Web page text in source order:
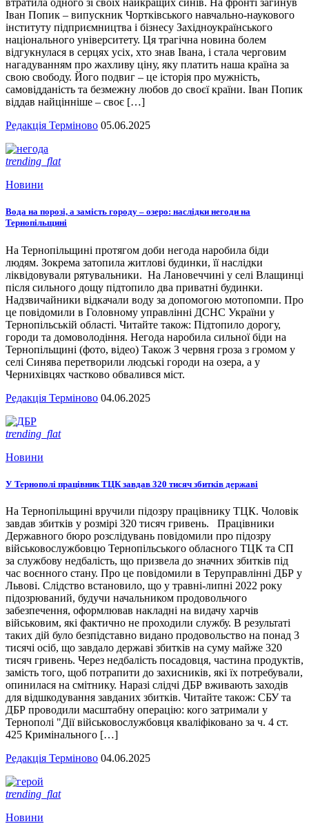
втратила одного зі своїх найкращих синів. На фронті загинув
Іван Попик – випускник Чортківського навчально-наукового
інституту підприємництва і бізнесу Західноукраїнського
національного університету. Ця трагічна новина болем
відгукнулася в серцях усіх, хто знав Івана, і стала черговим
нагадуванням про жахливу ціну, яку платить наша країна за
свою свободу. Його подвиг – це історія про мужність,
самовідданість та безмежну любов до своєї країни. Іван Попик
віддав найцінніше – своє […]
Редакція Терміново 05.06.2025
trending_flat
Новини
Вода на порозі, а замість городу – озеро: наслідки негоди на
Тернопільщині
На Тернопільщині протягом доби негода наробила біди
людям. Зокрема затопила житлові будинки, її наслідки
ліквідовували рятувальники. На Лановеччині у селі Влащинці
після сильного дощу підтопило два приватні будинки.
Надзвичайники відкачали воду за допомогою мотопомпи. Про
це повідомили в Головному управлінні ДСНС України у
Тернопільській області. Читайте також: Підтопило дорогу,
городи та домоволодіння. Негода наробила сильної біди на
Тернопільщині (фото, відео) Також 3 червня гроза з громом у
селі Синява перетворили людські городи на озера, а у
Чернихівцях частково обвалився міст.
Редакція Терміново 04.06.2025
trending_flat
Новини
У Тернополі працівник ТЦК завдав 320 тисяч збитків державі
На Тернопільщині вручили підозру працівнику ТЦК. Чоловік
завдав збитків у розмірі 320 тисяч гривень. Працівники
Державного бюро розслідувань повідомили про підозру
військовослужбовцю Тернопільського обласного ТЦК та СП
за службову недбалість, що призвела до значних збитків під
час воєнного стану. Про це повідомили в Теруправлінні ДБР у
Львові. Слідство встановило, що у травні-липні 2022 року
підозрюваний, будучи начальником продовольчого
забезпечення, оформлював накладні на видачу харчів
військовим, які фактично не проходили службу. В результаті
таких дій було безпідставно видано продовольство на понад 3
тисячі осіб, що завдало державі збитків на суму майже 320
тисяч гривень. Через недбалість посадовця, частина продуктів,
замість того, щоб потрапити до захисників, які їх потребували,
опинилася на смітнику. Наразі слідчі ДБР вживають заходів
для відшкодування завданих збитків. Читайте також: СБУ та
ДБР проводили масштабну операцію: кого затримали у
Тернополі "Дії військовослужбовця кваліфіковано за ч. 4 ст.
425 Кримінального […]
Редакція Терміново 04.06.2025
trending_flat
Новини